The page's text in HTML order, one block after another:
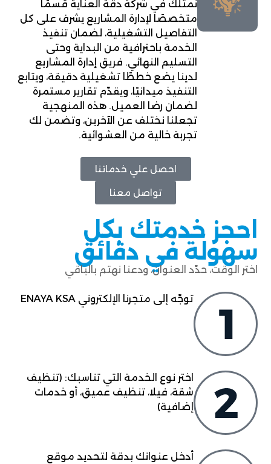
نمتلك في شركة دقة العناية قسمًا
متخصصًا لإدارة المشاريع يشرف على كل
التفاصيل التشغيلية، لضمان تنفيذ
الخدمة باحترافية من البداية وحتى
التسليم النهائي. فريق إدارة المشاريع
لدينا يضع خططًا تشغيلية دقيقة، ويتابع
التنفيذ ميدانيًا، ويقدّم تقارير مستمرة
لضمان رضا العميل. هذه المنهجية
تجعلنا نختلف عن الآخرين، وتضمن لك
تجربة خالية من العشوائية.
احصل علي خدماتنا
تواصل معنا
احجز خدمتك بكل
سهولة في دقائق
اختر الوقت، حدّد العنوان، ودعنا نهتم بالباقي
توجّه إلى متجرنا الإلكتروني ENAYA KSA
اختر نوع الخدمة التي تناسبك: (تنظيف
شقة، فيلا، تنظيف عميق، أو خدمات
إضافية)
أدخل عنوانك بدقة لتحديد موقع